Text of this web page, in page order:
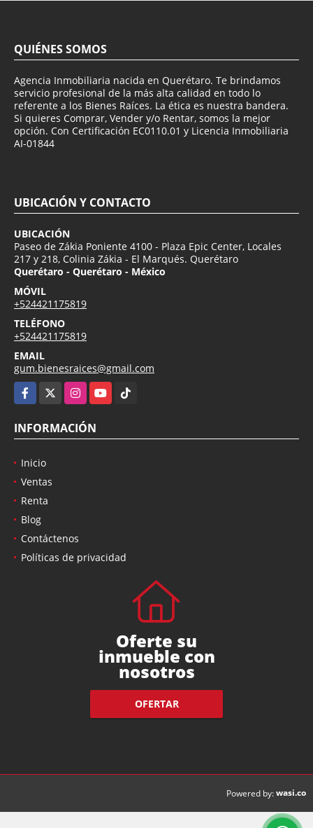
QUIÉNES SOMOS
Agencia Inmobiliaria nacida en Querétaro. Te brindamos
servicio profesional de la más alta calidad en todo lo
referente a los Bienes Raíces. La ética es nuestra bandera.
Si quieres Comprar, Vender y/o Rentar, somos la mejor
opción. Con Certificación EC0110.01 y Licencia Inmobiliaria
AI-01844
UBICACIÓN Y CONTACTO
UBICACIÓN
Paseo de Zákia Poniente 4100 - Plaza Epic Center, Locales
217 y 218, Colinia Zákia - El Marqués. Querétaro
Querétaro - Querétaro - México
MÓVIL
+524421175819
TELÉFONO
+524421175819
EMAIL
gum.bienesraices@gmail.com
Facebook
InstagramYouTubeTikTok
INFORMACIÓN
Inicio
Ventas
Renta
Blog
Contáctenos
Políticas de privacidad
Oferte su
inmueble con
nosotros
OFERTAR
Powered by:wasi.co